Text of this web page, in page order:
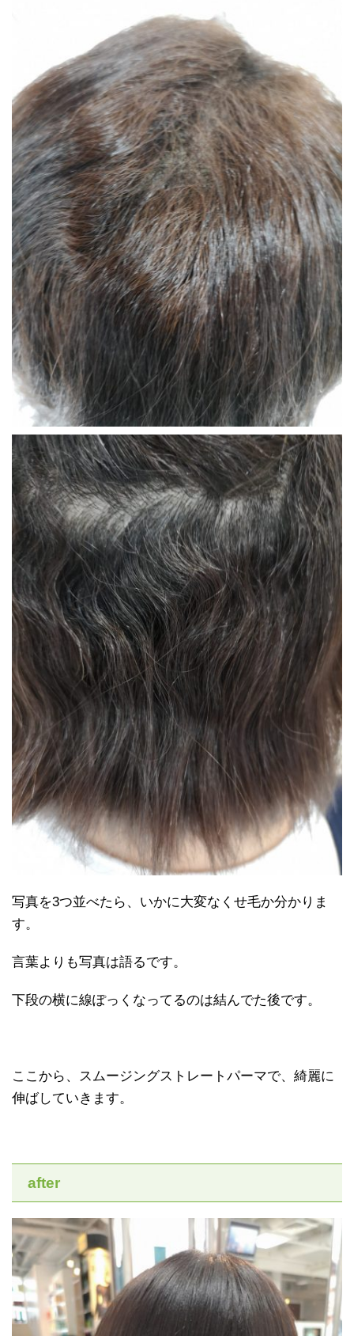
写真を3つ並べたら、いかに大変なくせ毛か分かりま
す。
言葉よりも写真は語るです。
下段の横に線ぽっくなってるのは結んでた後です。
ここから、スムージングストレートパーマで、綺麗に
伸ばしていきます。
after